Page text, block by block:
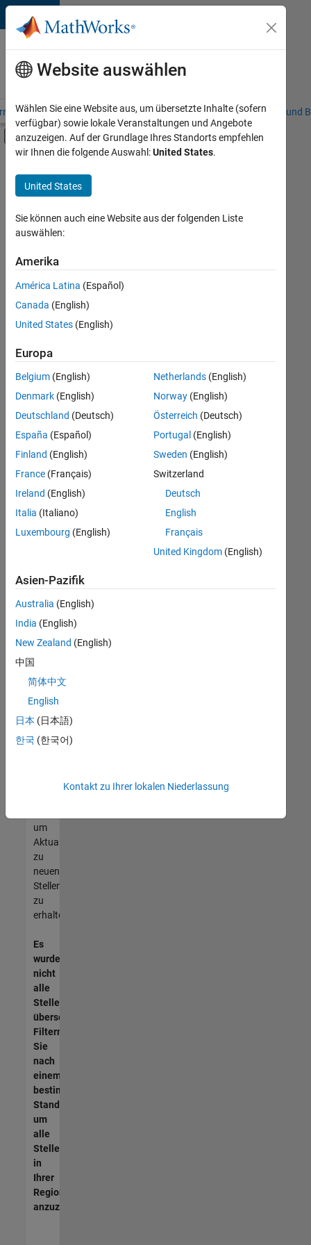
Weiter zum Inhalt
Karriere
bei
MathWorks
– Übersicht Stellensuche Niederlassungen Studierende und
Umschaltung für Off-Canvas-
Hauptinhalt
Inside Sales
Business Model Team
Finance and Operations
Legal
+3
Derzeit
es
keine
offenen
Stellen,
Ihren
Suchkriterien
entsprechen.
können
die
Suchkriterien
weiter
fassen
oder
alle
Stellenangebote
anzeigen .
noch
keine
offenen
Stellen
können,
die
Ihren
entsprechen,
werden
unseres
um
Aktualisierungen
zu
neuen
Stellenangeboten
zu
erhalten.
Es
wurden
nicht
alle
Stellen
übersetzt.
Filtern
Sie
nach
einem
bestimmten
Standort,
um
alle
Stellenangebote
in
Ihrer
Region
anzuzeigen.
Website auswählen
Wählen Sie eine Website aus, um übersetzte Inhalte (sofern
verfügbar) sowie lokale Veranstaltungen und Angebote
anzuzeigen. Auf der Grundlage Ihres Standorts empfehlen
wir Ihnen die folgende Auswahl:United States.
United States
Sie können auch eine Website aus der folgenden Liste
auswählen:
Amerika
América Latina (Español)
Canada (English)
United States (English)
Europa
Belgium (English)
Denmark (English)
Deutschland (Deutsch)
España (Español)
Finland (English)
France (Français)
Ireland (English)
Italia (Italiano)
Luxembourg (English)
Netherlands(English)
Norway(English)
Österreich (Deutsch)
Portugal (English)
Sweden (English)
Switzerland
Deutsch
English
Français
United Kingdom(English)
Asien-Pazifik
Australia (English)
India (English)
New Zealand (English)
中国
简体中文
English
日本 (日本語)
한국 (한국어)
Kontakt zu Ihrer lokalen Niederlassung